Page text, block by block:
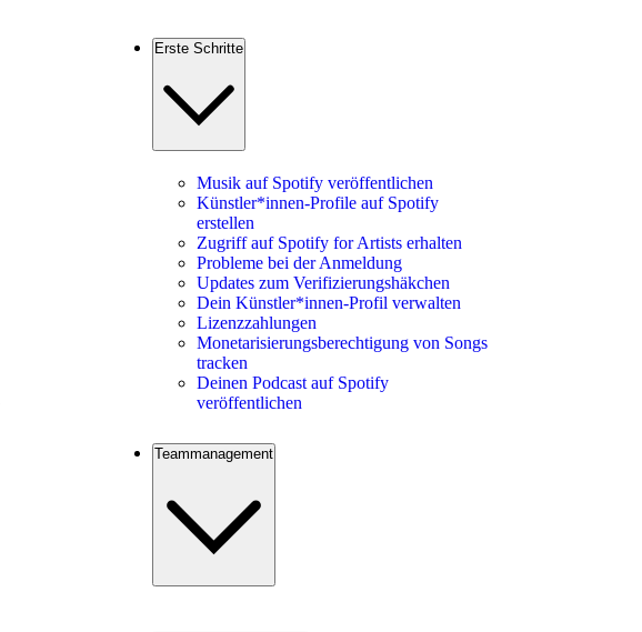
Erste Schritte
Musik auf Spotify veröffentlichen
Künstler*innen-Profile auf Spotify
erstellen
Zugriff auf Spotify for Artists erhalten
Probleme bei der Anmeldung
Updates zum Verifizierungshäkchen
Dein Künstler*innen-Profil verwalten
Lizenzzahlungen
Monetarisierungsberechtigung von Songs
tracken
Deinen Podcast auf Spotify
veröffentlichen
Teammanagement